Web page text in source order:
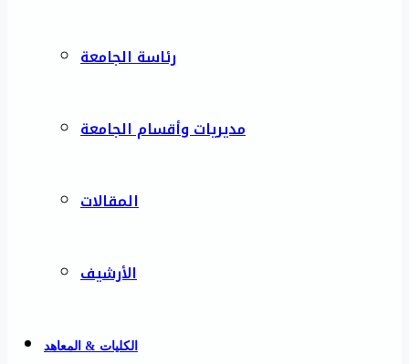
رئاسة الجامعة
مديريات وأقسام الجامعة
المقالات
الأرشيف
الكليات & المعاهد